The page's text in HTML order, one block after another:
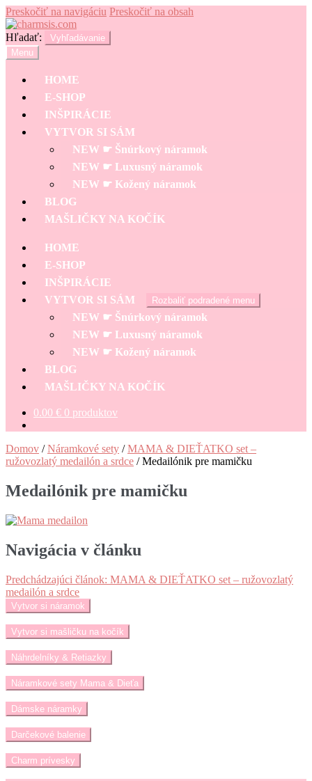
Preskočiť na navigáciu Preskočiť na obsah
Hľadať:
Vyhľadávanie
Menu
HOME
E-SHOP
INŠPIRÁCIE
VYTVOR SI SÁM
NEW ☛ Šnúrkový náramok
NEW ☛ Luxusný náramok
NEW ☛ Kožený náramok
BLOG
MAŠLIČKY NA KOČÍK
HOME
E-SHOP
INŠPIRÁCIE
VYTVOR SI SÁM
Rozbaliť podradené menu
NEW ☛ Šnúrkový náramok
NEW ☛ Luxusný náramok
NEW ☛ Kožený náramok
BLOG
MAŠLIČKY NA KOČÍK
0.00 € 0 produktov
Domov /Náramkové sety /MAMA & DIEŤATKO set –
ružovozlatý medailón a srdce /Medailónik pre mamičku
Medailónik pre mamičku
Navigácia v článku
Predchádzajúci článok: MAMA & DIEŤATKO set – ružovozlatý
medailón a srdce
Vytvor si náramok
Vytvor si mašličku na kočík
Náhrdelníky & Retiazky
Náramkové sety Mama & Dieťa
Dámske náramky
Darčekové balenie
Charm prívesky